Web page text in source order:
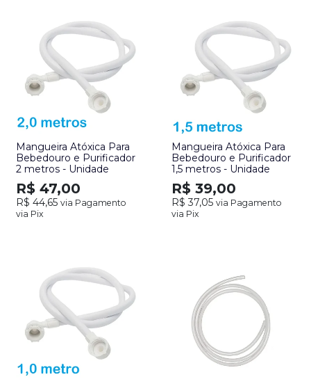
Mangueira Atóxica Para
Bebedouro e Purificador
2 metros - Unidade
R$ 47,00
R$ 44,65 via Pagamento
via Pix
Mangueira Atóxica Para
Bebedouro e Purificador
1,5 metros - Unidade
R$ 39,00
R$ 37,05 via Pagamento
via Pix